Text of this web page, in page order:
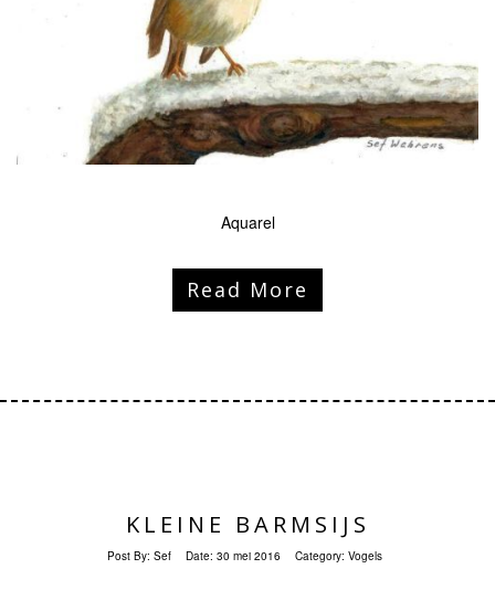
Aquarel
Read More
KLEINE BARMSIJS
Post By: Sef Date: 30 mei 2016 Category: Vogels